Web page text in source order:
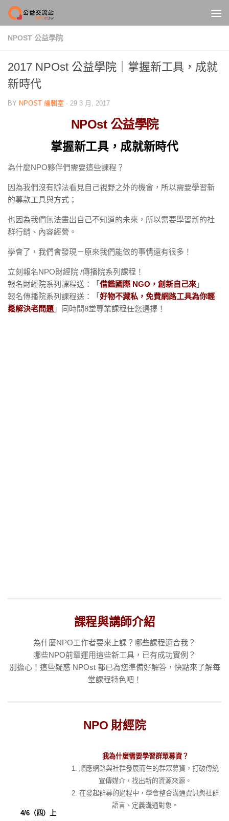
Skip to content
NPOST 公益學院
2017 NPOst 公益學院｜掌握新工具，成就
新時代
BY NPOST 編輯室 · 29 3 月, 2017
NPOst 公益學院
掌握新工具，成就新時代
為什麼NPO夥伴們需要這些課程？
因為我們沒有辦法看見自己視野之外的機會，所以需要學習新
的募款工具與方式；
也因為我們無法畫出自己不知道的未來，所以需要學習新的社
群行銷、內容經營。
學會了，我們會發現－原來我們能做的事情還有很多！
立刻報名NPO財經院 /傳播院系列課程！
報名財經院系列課程送：「 借鑑國際 NGO，創新自己來 」
報名傳播院系列課程送：「 好物不藏私，免費網路工具為你輕
鬆解決老問題 」同時間8堂專業課程任您選擇！
課程與講師介紹
為什麼NPO工作者要來上課？哪些課程適合我？
哪些NPO前輩運用這些新工具，已有成功實例？
別擔心！這些疑惑 NPOst 都已為您準備好解答，快點來了解每
堂課程特色吧！
NPO 財經院
4/6（四）上
我為什麼需要學習群眾募資？
1. 順應網路與社群發展而生的群眾募資，打破傳統
宣傳媒介，找出新的資源來源。
2. 在發起群募的過程中，學會整合溝通資訊與社群
語言、定義溝通對象。